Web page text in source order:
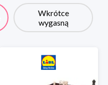
Wkrótce
wygasną